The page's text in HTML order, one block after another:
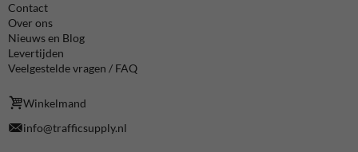
Contact
Over ons
Nieuws en Blog
Levertijden
Veelgestelde vragen / FAQ
Winkelmand
info@trafficsupply.nl